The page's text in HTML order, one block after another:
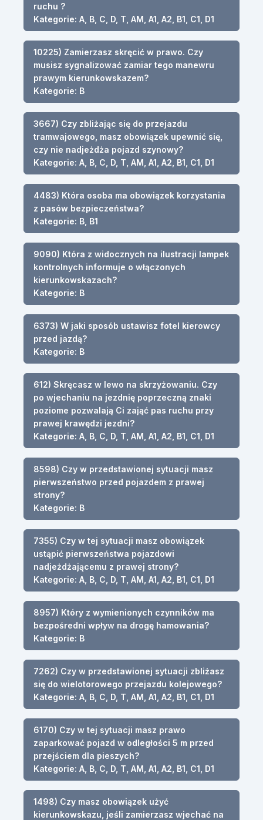
ruchu ?
Kategorie: A, B, C, D, T, AM, A1, A2, B1, C1, D1
10225) Zamierzasz skręcić w prawo. Czy
musisz sygnalizować zamiar tego manewru
prawym kierunkowskazem?
Kategorie: B
3667) Czy zbliżając się do przejazdu
tramwajowego, masz obowiązek upewnić się,
czy nie nadjeżdża pojazd szynowy?
Kategorie: A, B, C, D, T, AM, A1, A2, B1, C1, D1
4483) Która osoba ma obowiązek korzystania
z pasów bezpieczeństwa?
Kategorie: B, B1
9090) Która z widocznych na ilustracji lampek
kontrolnych informuje o włączonych
kierunkowskazach?
Kategorie: B
6373) W jaki sposób ustawisz fotel kierowcy
przed jazdą?
Kategorie: B
612) Skręcasz w lewo na skrzyżowaniu. Czy
po wjechaniu na jezdnię poprzeczną znaki
poziome pozwalają Ci zająć pas ruchu przy
prawej krawędzi jezdni?
Kategorie: A, B, C, D, T, AM, A1, A2, B1, C1, D1
8598) Czy w przedstawionej sytuacji masz
pierwszeństwo przed pojazdem z prawej
strony?
Kategorie: B
7355) Czy w tej sytuacji masz obowiązek
ustąpić pierwszeństwa pojazdowi
nadjeżdżającemu z prawej strony?
Kategorie: A, B, C, D, T, AM, A1, A2, B1, C1, D1
8957) Który z wymienionych czynników ma
bezpośredni wpływ na drogę hamowania?
Kategorie: B
7262) Czy w przedstawionej sytuacji zbliżasz
się do wielotorowego przejazdu kolejowego?
Kategorie: A, B, C, D, T, AM, A1, A2, B1, C1, D1
6170) Czy w tej sytuacji masz prawo
zaparkować pojazd w odległości 5 m przed
przejściem dla pieszych?
Kategorie: A, B, C, D, T, AM, A1, A2, B1, C1, D1
1498) Czy masz obowiązek użyć
kierunkowskazu, jeśli zamierzasz wjechać na